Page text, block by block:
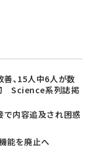
善、15人中6人が数
Science系列誌掲
で内容追及され困惑
能を廃止へ